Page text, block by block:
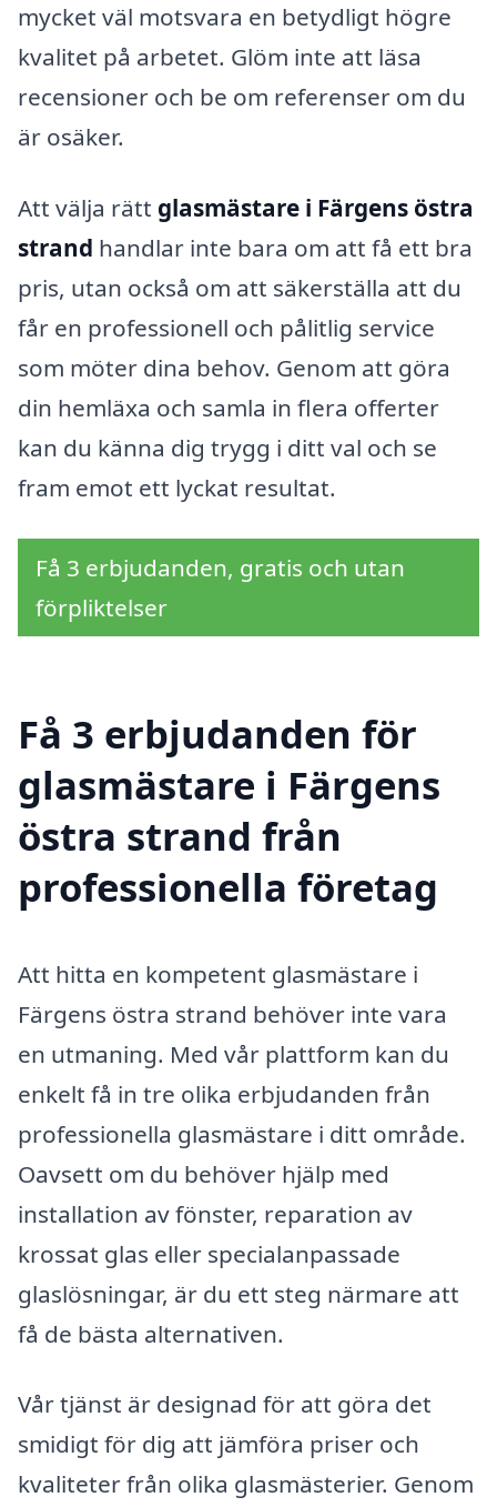
mycket väl motsvara en betydligt högre
kvalitet på arbetet. Glöm inte att läsa
recensioner och be om referenser om du
är osäker.
Att välja rätt glasmästare i Färgens östra
strand handlar inte bara om att få ett bra
pris, utan också om att säkerställa att du
får en professionell och pålitlig service
som möter dina behov. Genom att göra
din hemläxa och samla in flera offerter
kan du känna dig trygg i ditt val och se
fram emot ett lyckat resultat.
Få 3 erbjudanden, gratis och utan
förpliktelser
Få 3 erbjudanden för
glasmästare i Färgens
östra strand från
professionella företag
Att hitta en kompetent glasmästare i
Färgens östra strand behöver inte vara
en utmaning. Med vår plattform kan du
enkelt få in tre olika erbjudanden från
professionella glasmästare i ditt område.
Oavsett om du behöver hjälp med
installation av fönster, reparation av
krossat glas eller specialanpassade
glaslösningar, är du ett steg närmare att
få de bästa alternativen.
Vår tjänst är designad för att göra det
smidigt för dig att jämföra priser och
kvaliteter från olika glasmästerier. Genom